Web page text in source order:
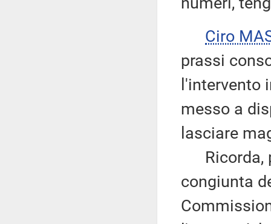
Ciro
prassi
l'intervento
messo a
lasciare
Ricorda,
congiunta